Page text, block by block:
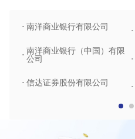
南洋商业银行有限公司
南洋商业银行（中国）有限
公司
信达证券股份有限公司